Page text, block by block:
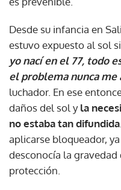
Desde su infancia en
estuvo expuesto al sol
yo nací en el 77, todo
el problema nunca me
luchador. En ese
daños del sol yla
no estaba tan difundida
aplicarse bloqueador,
desconocía la
protección.